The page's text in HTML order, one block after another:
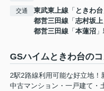
交通 東武東上線 「 ときわ台
都営三田線 「志村坂上
都営三田線 「本蓮沼
GSハイムときわ台の
2駅2路線利用可能な好立地
中古マンション・一戸建て・